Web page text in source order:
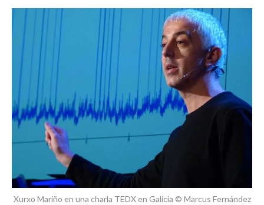
Xurxo Mariño en una charla TEDX en Galicia © Marcus Fernández